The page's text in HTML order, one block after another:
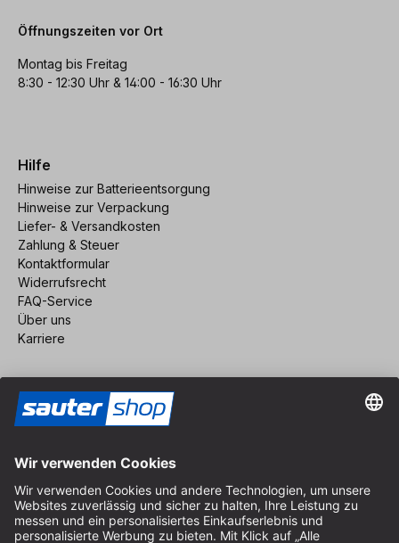
Öffnungszeiten vor Ort
Montag bis Freitag
8:30 - 12:30 Uhr & 14:00 - 16:30 Uhr
Hilfe
Hinweise zur Batterieentsorgung
Hinweise zur Verpackung
Liefer- & Versandkosten
Zahlung & Steuer
Kontaktformular
Widerrufsrecht
FAQ-Service
Über uns
Karriere
Impressum
AGB